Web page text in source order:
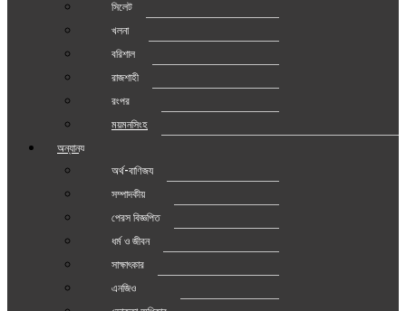
সিলেট
খুলনা
বরিশাল
রাজশাহী
রংপুর
ময়মনসিংহ
অন্যান্য
অর্থ-বাণিজ্য
সম্পাদকীয়
প্রেস বিজ্ঞপ্তি
ধর্ম ও জীবন
সাক্ষাৎকার
এনজিও